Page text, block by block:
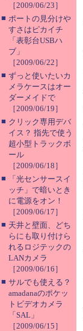
［2009/06/23］
■ ポートの見分けや
すさはピカイチ
「表彰台USBハ
ブ」
［2009/06/22］
■ ずっと使いたいカ
メラケースはオー
ダーメイドで
［2009/06/19］
■ クリック専用デバ
イス？ 指先で使う
超小型トラックボ
ール
［2009/06/18］
■
「光センサースイ
ッチ」で暗いとき
に電源をオン！
［2009/06/17］
■ 天井と壁面、どち
らにも取り付けら
れるロジテックの
LANカメラ
［2009/06/16］
■ サルでも使える？
amadanaのポケッ
トビデオカメラ
「SAL」
［2009/06/15］